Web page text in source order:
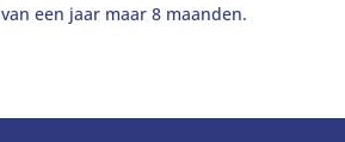
een jaar maar 8 maanden.